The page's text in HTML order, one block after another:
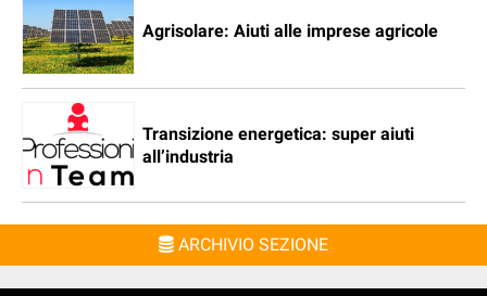
Agrisolare: Aiuti alle imprese agricole
Transizione energetica: super aiuti
all’industria
ARCHIVIO SEZIONE